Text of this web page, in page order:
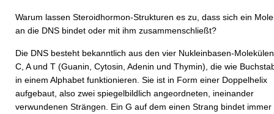
Warum lassen Steroidhormon-Strukturen es zu, dass sich ein
an die DNS bindet oder mit ihm zusammenschließt?
Die DNS besteht bekanntlich aus den vier Nukleinbasen-
C, A und T (Guanin, Cytosin, Adenin und Thymin), die wie
in einem Alphabet funktionieren. Sie ist in Form einer Doppelhelix
aufgebaut, also zwei spiegelbildlich angeordneten, ineinander
verwundenen Strängen. Ein G auf dem einen Strang bindet immer